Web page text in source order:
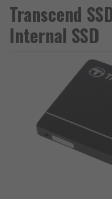
Transcend
Internal SSD